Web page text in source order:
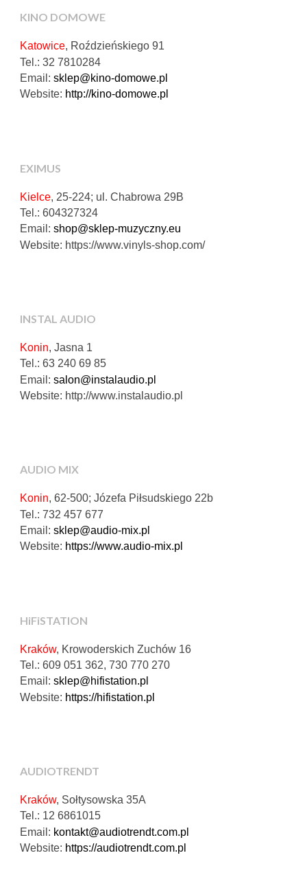
KINO DOMOWE
Katowice, Roździeńskiego 91
Tel.: 32 7810284
Email:sklep@kino-domowe.pl
Website: http://kino-domowe.pl
EXIMUS
Kielce, 25-224; ul. Chabrowa 29B
Tel.:604327324
Email:shop@sklep-muzyczny.eu
Website: https://www.vinyls-shop.com/
INSTAL AUDIO
Konin, Jasna 1
Tel.: 63 240 69 85
Email:salon@instalaudio.pl
Website: http://www.instalaudio.pl
AUDIO MIX
Konin, 62-500;Józefa Piłsudskiego 22b
Tel.:732 457 677
Email:sklep@audio-mix.pl
Website: https://www.audio-mix.pl
HiFiSTATION
Kraków, Krowoderskich Zuchów 16
Tel.: 609 051 362, 730 770 270
Email:sklep@hifistation.pl
Website: https://hifistation.pl
AUDIOTRENDT
Kraków, Sołtysowska 35A
Tel.: 12 6861015
Email: kontakt@audiotrendt.com.pl
Website: https://audiotrendt.com.pl